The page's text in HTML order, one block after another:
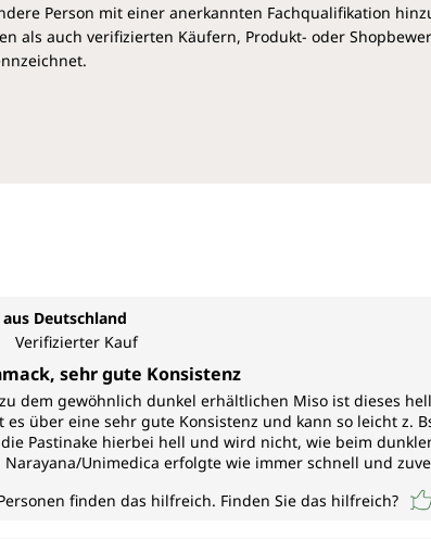
Person mit einer anerkannten Fachqualifikation
als auch verifizierten Käufern, Produkt- oder
Deutschland
Bewertung von 5 von 5 Sternen
Verifizierter Kauf
sehr gute Konsistenz
dem gewöhnlich dunkel erhältlichen Miso ist dieses
es über eine sehr gute Konsistenz und kann so leicht z.
Pastinake hierbei hell und wird nicht, wie beim
Narayana/Unimedica erfolgte wie immer schnell und
finden das hilfreich. Finden Sie das hilfreich?